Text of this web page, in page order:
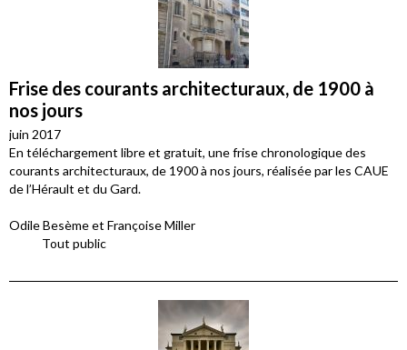
Frise des courants architecturaux, de 1900 à
nos jours
juin 2017
En téléchargement libre et gratuit, une frise chronologique des
courants architecturaux, de 1900 à nos jours, réalisée par les CAUE
de l’Hérault et du Gard.
Odile Besème et Françoise Miller
Tout public